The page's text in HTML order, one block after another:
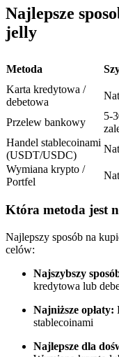
Kopiowanie
Dołącz do
Zostań traderem
transakcji
Najlepsze
jelly
Metoda
Karta kredytowa /
debetowa
Przelew bankowy
5-
Handel stablecoinami
(USDT/USDC)
Wymiana krypto /
Portfel
Która metoda jest
Najlepszy sposób na
celów:
Najszybszy
kredytowa lub
Najniższe opłaty:
stablecoinami
Najlepsze dla